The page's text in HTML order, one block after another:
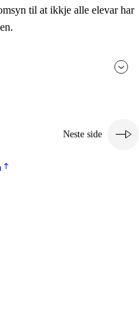
til at ikkje alle elevar har
Neste side